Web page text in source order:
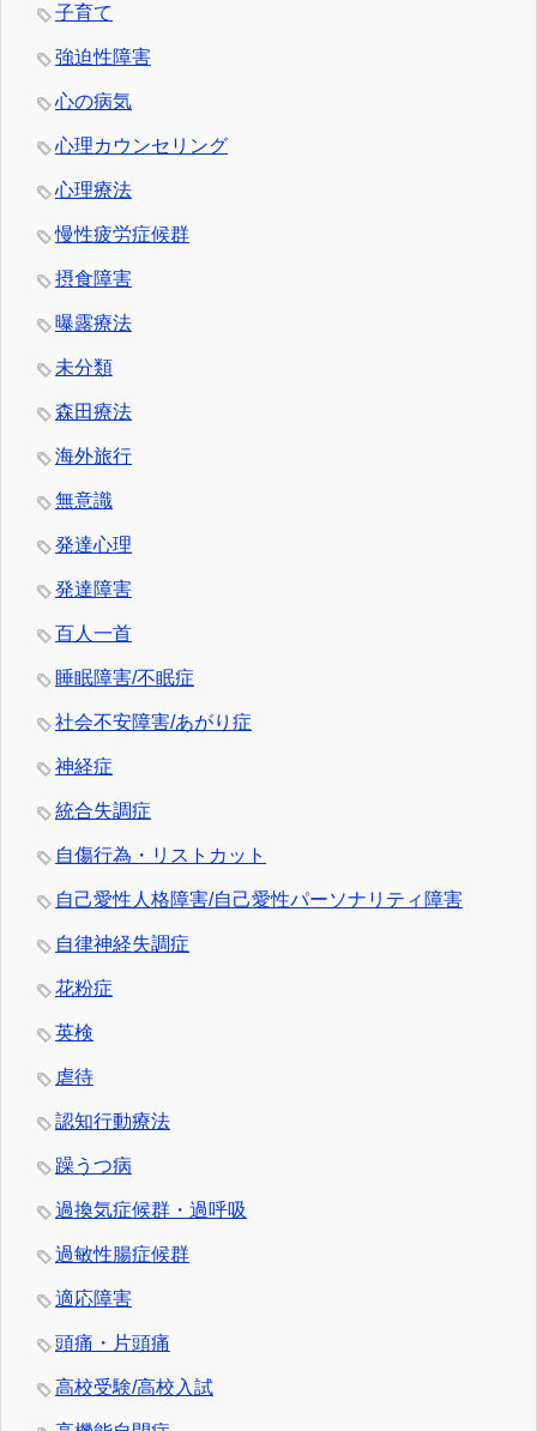
子育て
強迫性障害
心の病気
心理カウンセリング
心理療法
慢性疲労症候群
摂食障害
曝露療法
未分類
森田療法
海外旅行
無意識
発達心理
発達障害
百人一首
睡眠障害/不眠症
社会不安障害/あがり症
神経症
統合失調症
自傷行為・リストカット
自己愛性人格障害/自己愛性パーソナリティ障害
自律神経失調症
花粉症
英検
虐待
認知行動療法
躁うつ病
過換気症候群・過呼吸
過敏性腸症候群
適応障害
頭痛・片頭痛
高校受験/高校入試